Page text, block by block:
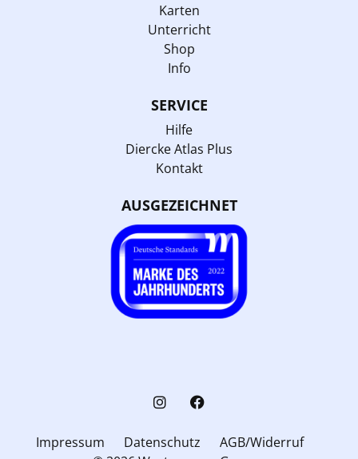
Karten
Unterricht
Shop
Info
SERVICE
Hilfe
Diercke Atlas Plus
Kontakt
AUSGEZEICHNET
Impressum Datenschutz
AGB/Widerruf